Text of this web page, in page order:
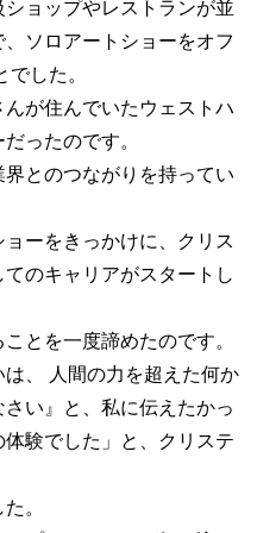
ョップやレストランが並
ソロアートショーをオフ
した。
が住んでいたウェストハ
ったのです。
とのつながりを持ってい
ーをきっかけに、クリス
のキャリアがスタートし
とを一度諦めたのです。
、 人間の力を超えた何か
い』と、私に伝えたかっ
験でした」と、クリステ
。